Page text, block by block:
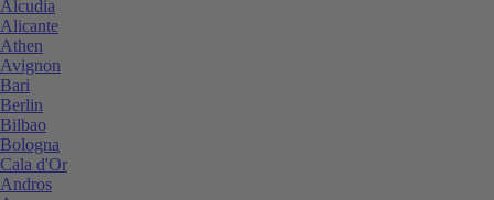
Alcudia
Alicante
Athen
Avignon
Bari
Berlin
Bilbao
Bologna
Cala d'Or
Andros